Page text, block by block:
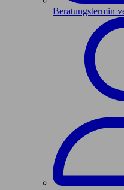
Beratungstermin